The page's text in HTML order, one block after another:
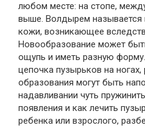
любом месте: на стопе,
выше. Волдырем называется
кожи, возникающее
Новообразование может
ощупь и иметь разную
цепочка пузырьков на ногах,
образования могут быть
надавливании чуть
появления и как лечить
ребенка или взрослого,